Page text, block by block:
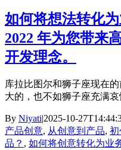
如何将想法转化
2022 年为您带来
开发理念。
库拉比图尔和狮子座现在
大的，也不如狮子座充满哀
By Niyati|2025-10-
产品创意, 从创意到产品, 初
品？ , 如何将创意转化为业